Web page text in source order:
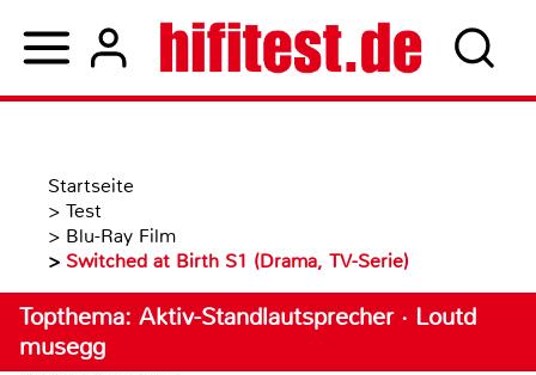
Startseite
> Test
> Blu-Ray Film
> Switched at Birth S1 (Drama, TV-Serie)
Topthema: Aktiv-Standlautsprecher · Loutd
musegg